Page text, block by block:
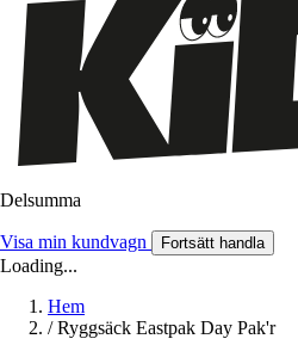
Delsumma
Visa min kundvagn Fortsätt handla
Loading...
Hem
/ Ryggsäck Eastpak Day Pak'r